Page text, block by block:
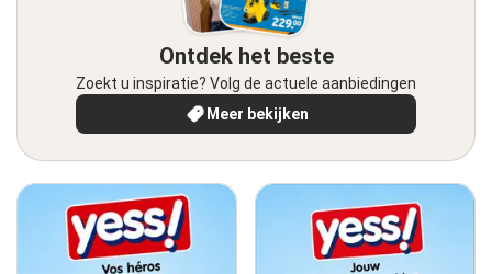
Ontdek het beste
Zoekt u inspiratie? Volg de actuele aanbiedingen
Meer bekijken